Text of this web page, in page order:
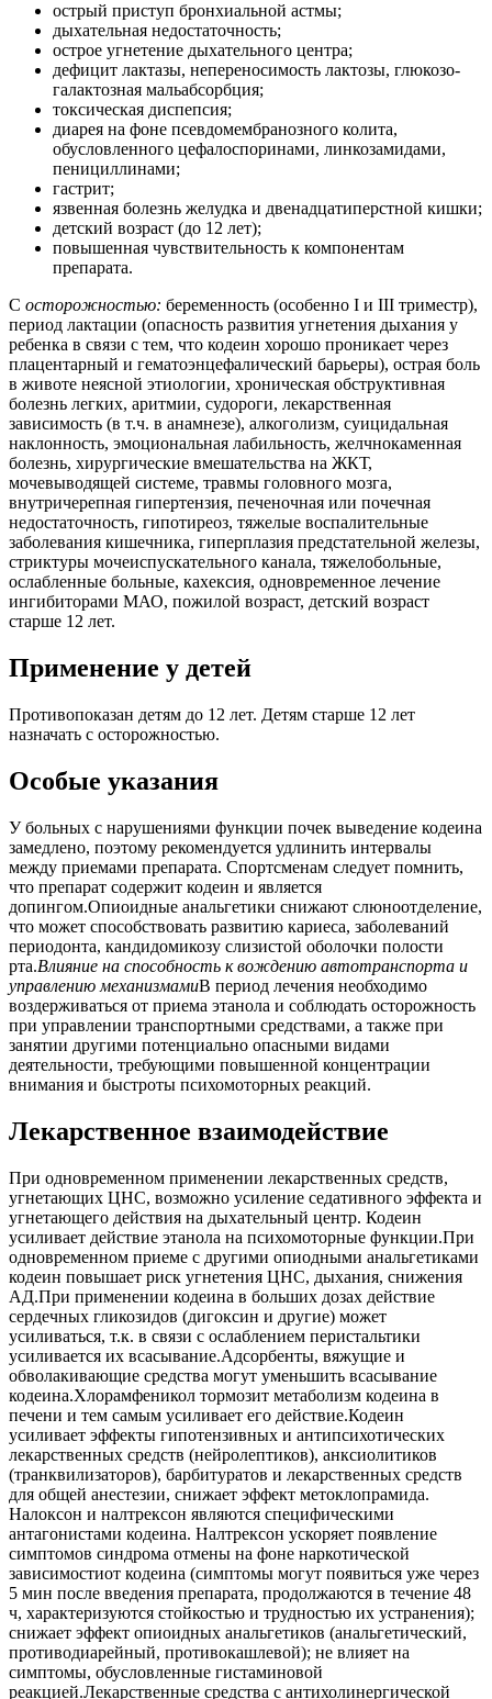
острый приступ бронхиальной астмы;
дыхательная недостаточность;
острое угнетение дыхательного центра;
дефицит лактазы, непереносимость лактозы, глюкозо-
галактозная мальабсорбция;
токсическая диспепсия;
диарея на фоне псевдомембранозного колита,
обусловленного цефалоспоринами, линкозамидами,
пенициллинами;
гастрит;
язвенная болезнь желудка и двенадцатиперстной кишки;
детский возраст (до 12 лет);
повышенная чувствительность к компонентам
препарата.
С осторожностью: беременность (особенно I и III триместр),
период лактации (опасность развития угнетения дыхания у
ребенка в связи с тем, что кодеин хорошо проникает через
плацентарный и гематоэнцефалический барьеры), острая боль
в животе неясной этиологии, хроническая обструктивная
болезнь легких, аритмии, судороги, лекарственная
зависимость (в т.ч. в анамнезе), алкоголизм, суицидальная
наклонность, эмоциональная лабильность, желчнокаменная
болезнь, хирургические вмешательства на ЖКТ,
мочевыводящей системе, травмы головного мозга,
внутричерепная гипертензия, печеночная или почечная
недостаточность, гипотиреоз, тяжелые воспалительные
заболевания кишечника, гиперплазия предстательной железы,
стриктуры мочеиспускательного канала, тяжелобольные,
ослабленные больные, кахексия, одновременное лечение
ингибиторами МАО, пожилой возраст, детский возраст
старше 12 лет.
Применение у детей
Противопоказан детям до 12 лет. Детям старше 12 лет
назначать с осторожностью.
Особые указания
У больных с нарушениями функции почек выведение кодеина
замедлено, поэтому рекомендуется удлинить интервалы
между приемами препарата. Спортсменам следует помнить,
что препарат содержит кодеин и является
допингом.Опиоидные анальгетики снижают слюноотделение,
что может способствовать развитию кариеса, заболеваний
периодонта, кандидомикозу слизистой оболочки полости
рта.Влияние на способность к вождению автотранспорта и
управлению механизмамиВ период лечения необходимо
воздерживаться от приема этанола и соблюдать осторожность
при управлении транспортными средствами, а также при
занятии другими потенциально опасными видами
деятельности, требующими повышенной концентрации
внимания и быстроты психомоторных реакций.
Лекарственное взаимодействие
При одновременном применении лекарственных средств,
угнетающих ЦНС, возможно усиление седативного эффекта и
угнетающего действия на дыхательный центр. Кодеин
усиливает действие этанола на психомоторные функции.При
одновременном приеме с другими опиодными анальгетиками
кодеин повышает риск угнетения ЦНС, дыхания, снижения
АД.При применении кодеина в больших дозах действие
сердечных гликозидов (дигоксин и другие) может
усиливаться, т.к. в связи с ослаблением перистальтики
усиливается их всасывание.Адсорбенты, вяжущие и
обволакивающие средства могут уменьшить всасывание
кодеина.Хлорамфеникол тормозит метаболизм кодеина в
печени и тем самым усиливает его действие.Кодеин
усиливает эффекты гипотензивных и антипсихотических
лекарственных средств (нейролептиков), анксиолитиков
(транквилизаторов), барбитуратов и лекарственных средств
для общей анестезии, снижает эффект метоклопрамида.
Налоксон и налтрексон являются специфическими
антагонистами кодеина. Налтрексон ускоряет появление
симптомов синдрома отмены на фоне наркотической
зависимостиот кодеина (симптомы могут появиться уже через
5 мин после введения препарата, продолжаются в течение 48
ч, характеризуются стойкостью и трудностью их устранения);
снижает эффект опиоидных анальгетиков (анальгетический,
противодиарейный, противокашлевой); не влияет на
симптомы, обусловленные гистаминовой
реакцией.Лекарственные средства с антихолинергической